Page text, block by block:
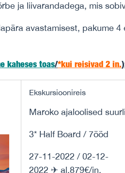
ja liivarandadega, mis
avastamisest, pakume
kaheses toas/*kui reisivad 2 in.)
Ekskursioonireis
Maroko ajaloolised
3* Half Board / 7ööd
27-11-2022 / 02-12-
2022 ✈ al.879€/in.